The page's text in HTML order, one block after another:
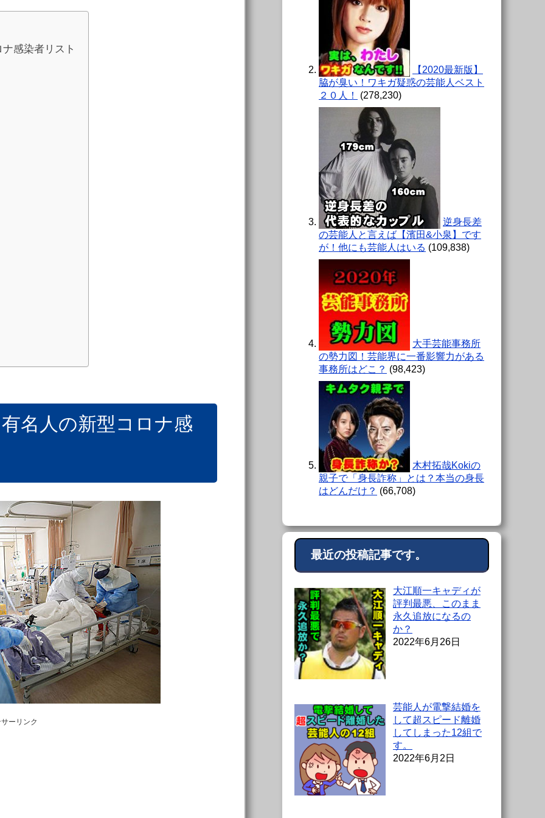
感染者リスト
名人の新型コロナ感
ーリンク
【2020最新版】
脇が臭い！ワキガ疑惑の芸能人ベスト
２０人！
(278,230)
逆身長差
の芸能人と言えば【濱田&小泉】です
が！他にも芸能人はいる (109,838)
大手芸能事務所
の勢力図！芸能界に一番影響力がある
事務所はどこ？ (98,423)
木村拓哉Kokiの
親子で「身長詐称」とは？本当の身長
はどんだけ？ (66,708)
最近の投稿記事です。
大江順一キャディが
評判最悪、このまま
永久追放になるの
か？
2022年6月26日
芸能人が電撃結婚を
して超スピード離婚
してしまった12組で
す。
2022年6月2日